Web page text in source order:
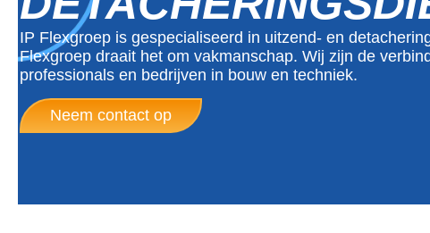
IP Flexgroep is gespecialiseerd in uitzend- en
Flexgroep draait het om vakmanschap. Wij zijn de
professionals en bedrijven in bouw en techniek.
Neem contact op